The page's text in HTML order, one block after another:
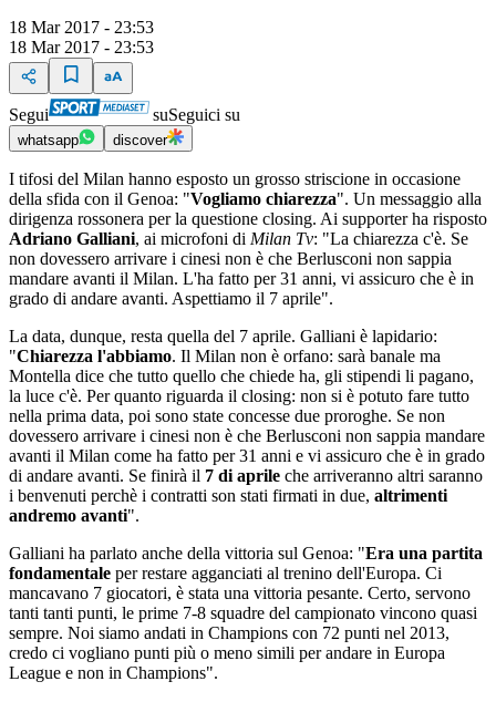
18 Mar 2017 - 23:53
18 Mar 2017 - 23:53
Segui suSeguici su
whatsapp discover
I tifosi del Milan hanno esposto un grosso striscione in occasione
della sfida con il Genoa: "Vogliamo chiarezza". Un messaggio alla
dirigenza rossonera per la questione closing. Ai supporter ha risposto
Adriano Galliani, ai microfoni di Milan Tv: "La chiarezza c'è. Se
non dovessero arrivare i cinesi non è che Berlusconi non sappia
mandare avanti il Milan. L'ha fatto per 31 anni, vi assicuro che è in
grado di andare avanti. Aspettiamo il 7 aprile".
La data, dunque, resta quella del 7 aprile. Galliani è lapidario:
"Chiarezza l'abbiamo. Il Milan non è orfano: sarà banale ma
Montella dice che tutto quello che chiede ha, gli stipendi li pagano,
la luce c'è. Per quanto riguarda il closing: non si è potuto fare tutto
nella prima data, poi sono state concesse due proroghe. Se non
dovessero arrivare i cinesi non è che Berlusconi non sappia mandare
avanti il Milan come ha fatto per 31 anni e vi assicuro che è in grado
di andare avanti. Se finirà il 7 di aprile che arriveranno altri saranno
i benvenuti perchè i contratti son stati firmati in due, altrimenti
andremo avanti".
Galliani ha parlato anche della vittoria sul Genoa: "Era una partita
fondamentale per restare agganciati al trenino dell'Europa. Ci
mancavano 7 giocatori, è stata una vittoria pesante. Certo, servono
tanti tanti punti, le prime 7-8 squadre del campionato vincono quasi
sempre. Noi siamo andati in Champions con 72 punti nel 2013,
credo ci vogliano punti più o meno simili per andare in Europa
League e non in Champions".